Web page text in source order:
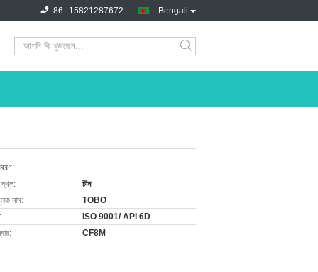
Bengali
86--15821287672
স্থল:
চীন
নাম:
TOBO
ISO 9001/ API 6D
CF8M